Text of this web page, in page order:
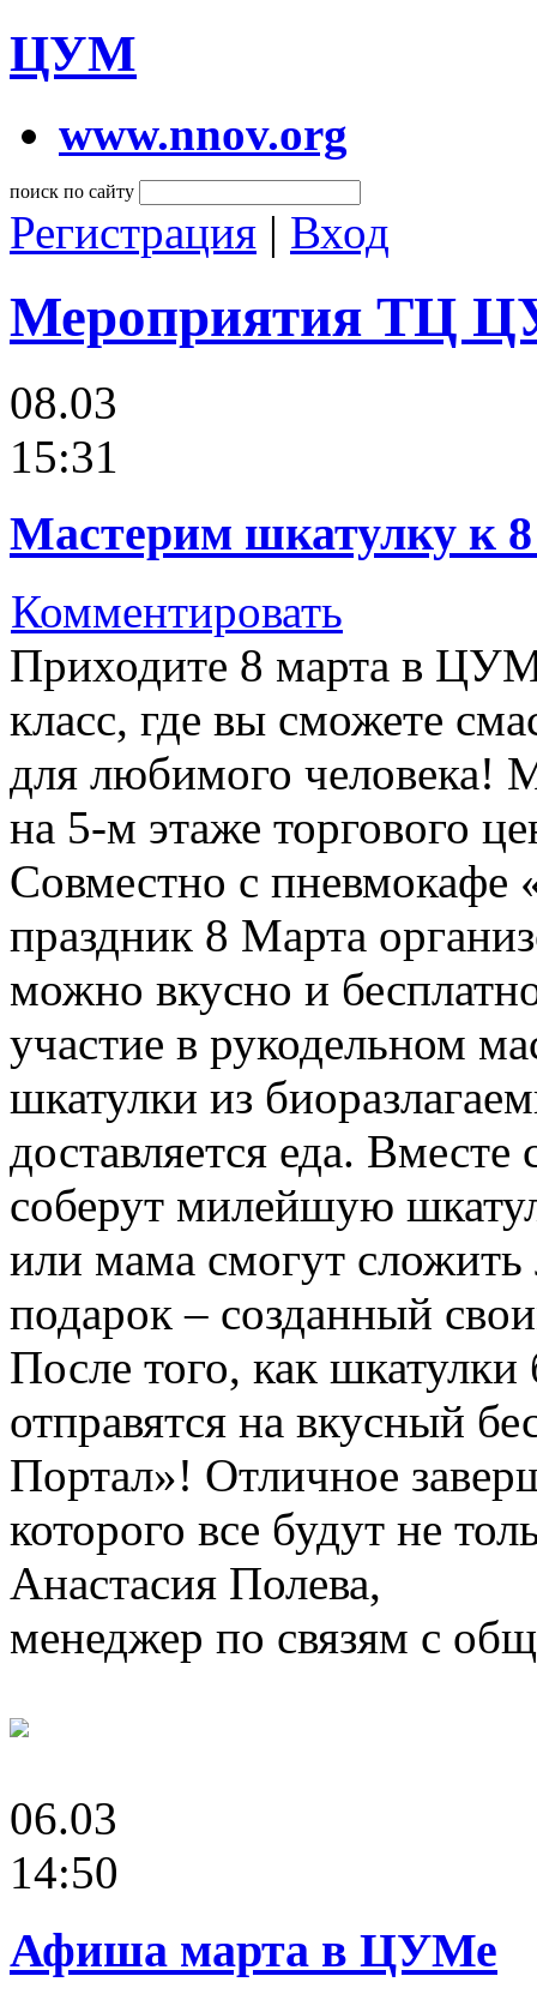
ЦУМ
www.nnov.org
поиск по сайту
Регистрация | Вход
Мероприятия ТЦ
08.03
15:31
Мастерим шкатулку к
Комментировать
Приходите 8 марта в
класс, где вы сможете
для любимого человека!
на 5-м этаже торгового
Совместно с пневмокафе
праздник 8 Марта
можно вкусно и
участие в рукодельном
шкатулки из
доставляется еда.
соберут милейшую
или мама смогут
подарок – созданный
После того, как шкатулки
отправятся на вкусный
Портал»! Отличное
которого все будут не
Анастасия Полева,
менеджер по связям с
06.03
14:50
Афиша марта в ЦУМе